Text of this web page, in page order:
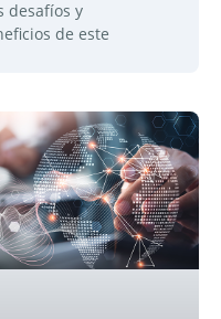
desafíos y
de este